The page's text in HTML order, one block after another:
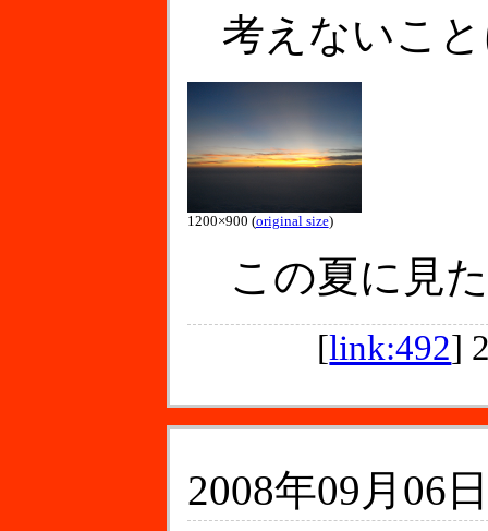
考えないこ
1200×900 (original size)
この夏に見
[link:492]
2008年09月06